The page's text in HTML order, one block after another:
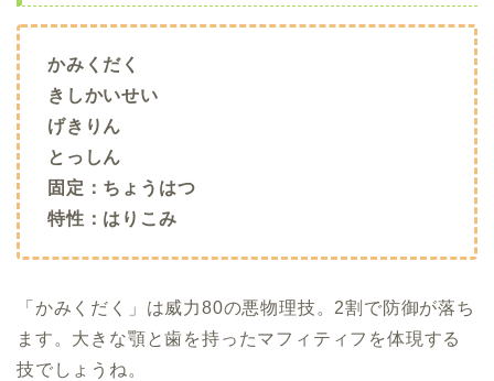
かみくだく
きしかいせい
げきりん
とっしん
固定：ちょうはつ
特性：はりこみ
「かみくだく」は威力80の悪物理技。2割で防御が落ち
ます。大きな顎と歯を持ったマフィティフを体現する
技でしょうね。